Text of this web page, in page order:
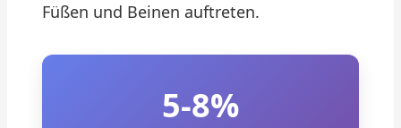
Füßen und Beinen auftreten.
5-8%